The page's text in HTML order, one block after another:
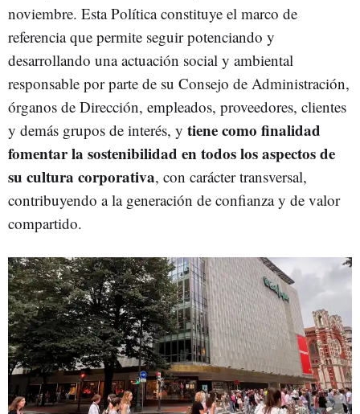
noviembre. Esta Política constituye el marco de
referencia que permite seguir potenciando y
desarrollando una actuación social y ambiental
responsable por parte de su Consejo de Administración,
órganos de Dirección, empleados, proveedores, clientes
y demás grupos de interés, y tiene como finalidad
fomentar la sostenibilidad en todos los aspectos de
su cultura corporativa, con carácter transversal,
contribuyendo a la generación de confianza y de valor
compartido.